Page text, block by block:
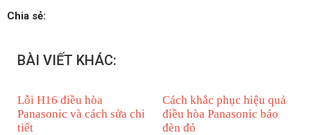
Chia sẻ:
BÀI VIẾT KHÁC:
Lỗi H16 điều hòa
Panasonic và cách sửa chi
tiết
Cách khắc phục hiệu quả
điều hòa Panasonic báo
đèn đỏ